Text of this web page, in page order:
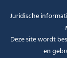
Juridische
-
Deze site wordt
en